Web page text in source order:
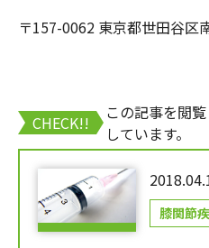
〒157-0062 東京都世田谷区
CHECK!!
この記事を閲
しています。
膝関節